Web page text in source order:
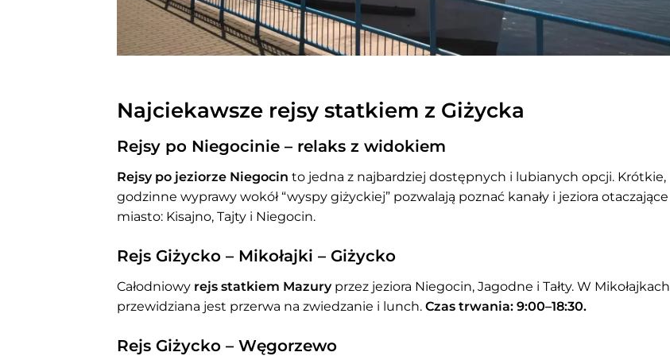
Najciekawsze rejsy statkiem z Giżycka
Rejsy po Niegocinie – relaks z widokiem
Rejsy po jeziorze Niegocin to jedna z najbardziej dostępnych i lubianych opcji. Krótkie,
godzinne wyprawy wokół “wyspy giżyckiej” pozwalają poznać kanały i jeziora otaczające
miasto: Kisajno, Tajty i Niegocin.
Rejs Giżycko – Mikołajki – Giżycko
Całodniowy rejs statkiem Mazuryprzez jeziora Niegocin, Jagodne i Tałty. W Mikołajkach
przewidziana jest przerwa na zwiedzanie i lunch. Czas trwania: 9:00–18:30.
Rejs Giżycko – Węgorzewo